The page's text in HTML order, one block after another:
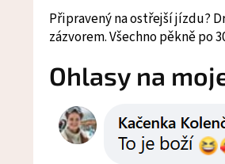
Připravený na ostřejší jízdu?
zázvorem. Všechno pěkně po
Ohlasy na